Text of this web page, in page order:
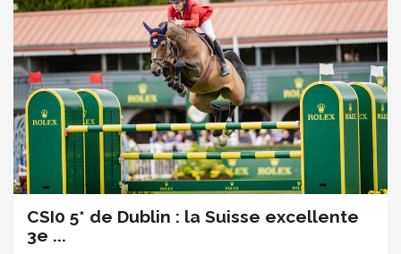
CSI0 5* de Dublin : la Suisse excellente
3e ...